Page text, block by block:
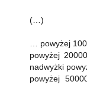
(…)
… powyżej
powyżej
nadwyżki
powyżej